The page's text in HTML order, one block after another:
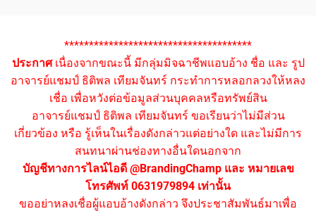
**************************************
ประกาศเนื่องจากขณะนี้ มีกลุ่มมิจฉาชีพแอบอ้าง ชื่อ และ รูป
อาจารย์แชมป์ ธิติพล เทียมจันทร์ กระทำการหลอกลวงให้หลง
เชื่อ เพื่อหวังต่อข้อมูลส่วนบุคคลหรือทรัพย์สิน
อาจารย์แชมป์ ธิติพล เทียมจันทร์ ขอเรียนว่าไม่มีส่วน
เกี่ยวข้อง หรือ รู้เห็นในเรื่องดังกล่าวแต่อย่างใด และไม่มีการ
สนทนาผ่านช่องทางอื่นใดนอกจาก
บัญชีทางการไลน์ไอดี @BrandingChamp และ หมายเลข
โทรศัพท์ 0631979894 เท่านั้น
ขออย่าหลงเชื่อผู้แอบอ้างดังกล่าว จึงประชาสัมพันธ์มาเพื่อ